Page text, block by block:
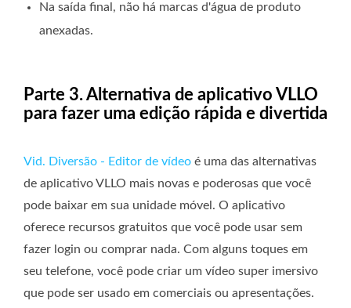
Na saída final, não há marcas d'água de produto
anexadas.
Parte 3. Alternativa de aplicativo VLLO
para fazer uma edição rápida e divertida
Vid. Diversão - Editor de vídeo é uma das alternativas
de aplicativo VLLO mais novas e poderosas que você
pode baixar em sua unidade móvel. O aplicativo
oferece recursos gratuitos que você pode usar sem
fazer login ou comprar nada. Com alguns toques em
seu telefone, você pode criar um vídeo super imersivo
que pode ser usado em comerciais ou apresentações.